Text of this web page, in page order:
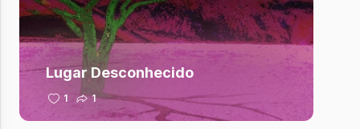
Lugar Desconhecido
1 1